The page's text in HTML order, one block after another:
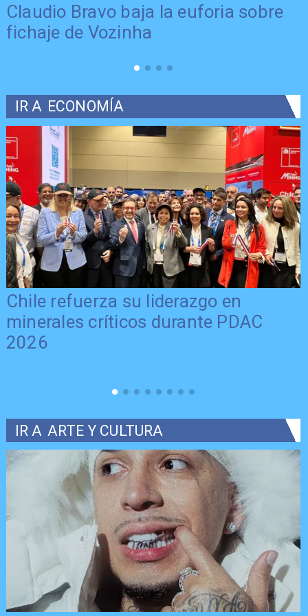
Claudio Bravo baja la euforia sobre
fichaje de Vozinha
IR A ECONOMÍA
Chile refuerza su liderazgo en
minerales críticos durante PDAC
2026
IR A ARTE Y CULTURA